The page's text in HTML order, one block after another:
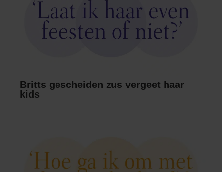
Britts gescheiden zus vergeet haar
kids